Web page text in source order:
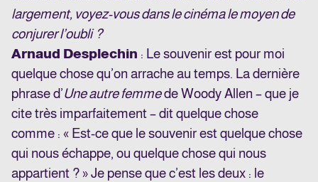
largement, voyez-vous dans le cinéma le moyen de
conjurer l’oubli ?
Arnaud Desplechin : Le souvenir est pour moi
quelque chose qu’on arrache au temps. La dernière
phrase d’Une autre femmede Woody Allen – que je
cite très imparfaitement – dit quelque chose
comme : « Est-ce que le souvenir est quelque chose
qui nous échappe, ou quelque chose qui nous
appartient ? » Je pense que c’est les deux : le